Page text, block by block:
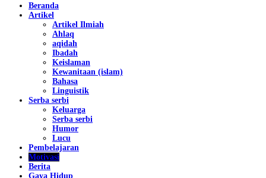
Beranda
Artikel
Artikel Ilmiah
Ahlaq
aqidah
Ibadah
Keislaman
Kewanitaan (islam)
Bahasa
Linguistik
Serba serbi
Keluarga
Serba serbi
Humor
Lucu
Pembelajaran
Motivasi
Berita
Gaya Hidup